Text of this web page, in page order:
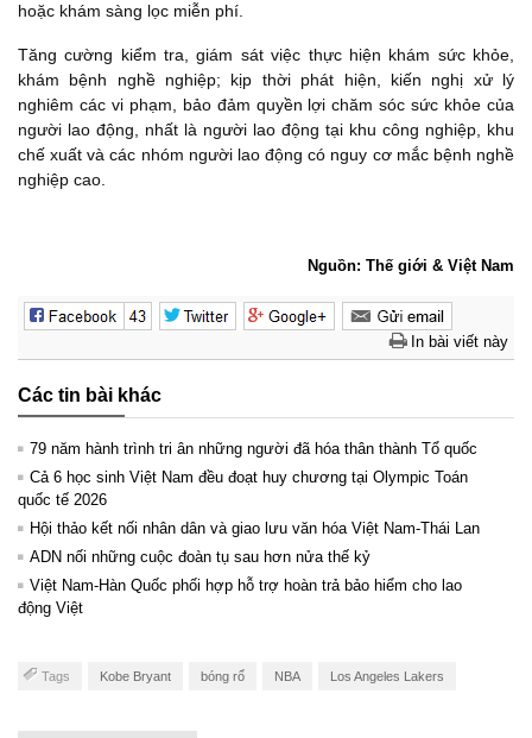
hoặc khám sàng lọc miễn phí.
Tăng cường kiểm tra, giám sát việc thực hiện khám sức khỏe,
khám bệnh nghề nghiệp; kịp thời phát hiện, kiến nghị xử lý
nghiêm các vi phạm, bảo đảm quyền lợi chăm sóc sức khỏe của
người lao động, nhất là người lao động tại khu công nghiệp, khu
chế xuất và các nhóm người lao động có nguy cơ mắc bệnh nghề
nghiệp cao.
Nguồn: Thế giới & Việt Nam
In bài viết này
Các tin bài khác
79 năm hành trình tri ân những người đã hóa thân thành Tổ quốc
Cả 6 học sinh Việt Nam đều đoạt huy chương tại Olympic Toán
quốc tế 2026
Hội thảo kết nối nhân dân và giao lưu văn hóa Việt Nam-Thái Lan
ADN nối những cuộc đoàn tụ sau hơn nửa thế kỷ
Việt Nam-Hàn Quốc phối hợp hỗ trợ hoàn trả bảo hiểm cho lao
động Việt
Tags Kobe Bryant bóng rổ NBA Los Angeles Lakers